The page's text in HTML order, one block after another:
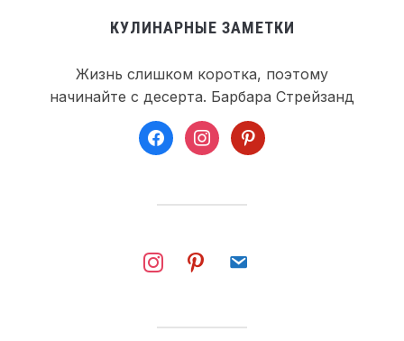
КУЛИНАРНЫЕ ЗАМЕТКИ
Жизнь слишком коротка, поэтому
начинайте с десерта. Барбара Стрейзанд
facebookinstagrampinterest
instagrampinterestemail